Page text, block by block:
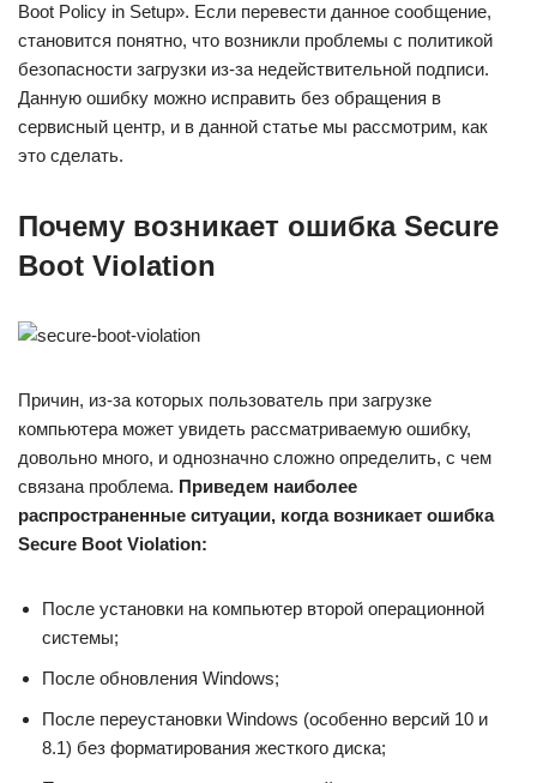
Boot Policy in Setup». Если перевести данное сообщение,
становится понятно, что возникли проблемы с политикой
безопасности загрузки из-за недействительной подписи.
Данную ошибку можно исправить без обращения в
сервисный центр, и в данной статье мы рассмотрим, как
это сделать.
Почему возникает ошибка Secure
Boot Violation
Причин, из-за которых пользователь при загрузке
компьютера может увидеть рассматриваемую ошибку,
довольно много, и однозначно сложно определить, с чем
связана проблема. Приведем наиболее
распространенные ситуации, когда возникает ошибка
Secure Boot Violation:
После установки на компьютер второй операционной
системы;
После обновления Windows;
После переустановки Windows (особенно версий 10 и
8.1) без форматирования жесткого диска;